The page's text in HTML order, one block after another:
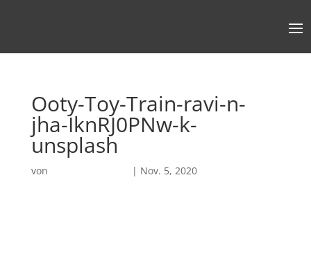
Ooty-Toy-Train-ravi-n-
jha-IknRJ0PNw-k-
unsplash
von | Nov. 5, 2020